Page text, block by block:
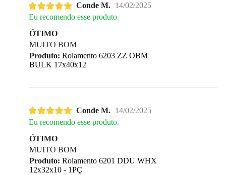
Conde M.
14/02/2025
Eu recomendo esse produto.
ÓTIMO
MUITO BOM
Produto: Rolamento 6203 ZZ OBM
BULK 17x40x12
Conde M.
14/02/2025
Eu recomendo esse produto.
ÓTIMO
MUITO BOM
Produto: Rolamento 6201 DDU WHX
12x32x10 - 1PÇ